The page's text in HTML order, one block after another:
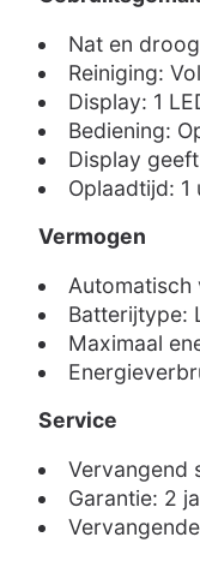
Nat en droog
Reiniging:
Display: 1
Bediening:
Display
Oplaadtijd:
Vermogen
Batterijtype:
Maximaal
Service
Vervangend
Garantie: 2